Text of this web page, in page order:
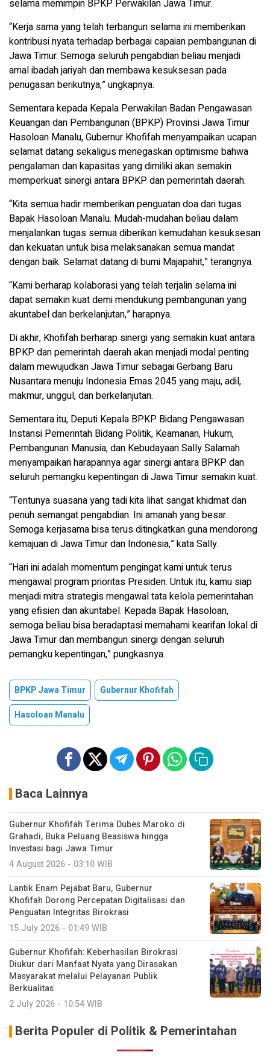
selama memimpin BPKP Perwakilan Jawa Timur.
“Kerja sama yang telah terbangun selama ini memberikan
kontribusi nyata terhadap berbagai capaian pembangunan di
Jawa Timur. Semoga seluruh pengabdian beliau menjadi
amal ibadah jariyah dan membawa kesuksesan pada
penugasan berikutnya,” ungkapnya.
Sementara kepada Kepala Perwakilan Badan Pengawasan
Keuangan dan Pembangunan (BPKP) Provinsi Jawa Timur
Hasoloan Manalu, Gubernur Khofifah menyampaikan ucapan
selamat datang sekaligus menegaskan optimisme bahwa
pengalaman dan kapasitas yang dimiliki akan semakin
memperkuat sinergi antara BPKP dan pemerintah daerah.
“Kita semua hadir memberikan penguatan doa dari tugas
Bapak Hasoloan Manalu. Mudah-mudahan beliau dalam
menjalankan tugas semua diberikan kemudahan kesuksesan
dan kekuatan untuk bisa melaksanakan semua mandat
dengan baik. Selamat datang di bumi Majapahit,” terangnya.
“Kami berharap kolaborasi yang telah terjalin selama ini
dapat semakin kuat demi mendukung pembangunan yang
akuntabel dan berkelanjutan,” harapnya.
Di akhir, Khofifah berharap sinergi yang semakin kuat antara
BPKP dan pemerintah daerah akan menjadi modal penting
dalam mewujudkan Jawa Timur sebagai Gerbang Baru
Nusantara menuju Indonesia Emas 2045 yang maju, adil,
makmur, unggul, dan berkelanjutan.
Sementara itu, Deputi Kepala BPKP Bidang Pengawasan
Instansi Pemerintah Bidang Politik, Keamanan, Hukum,
Pembangunan Manusia, dan Kebudayaan Sally Salamah
menyampaikan harapannya agar sinergi antara BPKP dan
seluruh pemangku kepentingan di Jawa Timur semakin kuat.
“Tentunya suasana yang tadi kita lihat sangat khidmat dan
penuh semangat pengabdian. Ini amanah yang besar.
Semoga kerjasama bisa terus ditingkatkan guna mendorong
kemajuan di Jawa Timur dan Indonesia,” kata Sally.
“Hari ini adalah momentum pengingat kami untuk terus
mengawal program prioritas Presiden. Untuk itu, kamu siap
menjadi mitra strategis mengawal tata kelola pemerintahan
yang efisien dan akuntabel. Kepada Bapak Hasoloan,
semoga beliau bisa beradaptasi memahami kearifan lokal di
Jawa Timur dan membangun sinergi dengan seluruh
pemangku kepentingan,” pungkasnya.
BPKP Jawa Timur
Gubernur Khofifah
Hasoloan Manalu
Baca Lainnya
Gubernur Khofifah Terima Dubes Maroko di
Grahadi, Buka Peluang Beasiswa hingga
Investasi bagi Jawa Timur
4 August 2026 - 03:10 WIB
Lantik Enam Pejabat Baru, Gubernur
Khofifah Dorong Percepatan Digitalisasi dan
Penguatan Integritas Birokrasi
15 July 2026 - 01:49 WIB
Gubernur Khofifah: Keberhasilan Birokrasi
Diukur dari Manfaat Nyata yang Dirasakan
Masyarakat melalui Pelayanan Publik
Berkualitas
2 July 2026 - 10:54 WIB
Berita Populer di Politik & Pemerintahan